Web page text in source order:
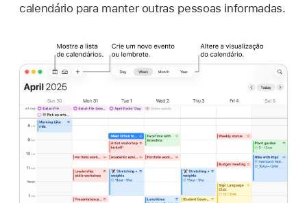
calendário para manter outras pessoas informadas.